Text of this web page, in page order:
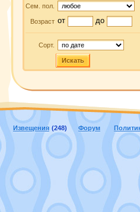
Сем. пол.
Возраст от до
Сорт.
Искать
Извещения (248) Форум